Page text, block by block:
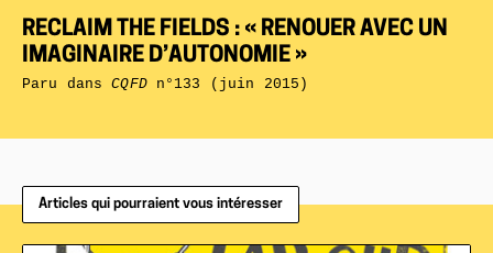
RECLAIM THE FIELDS : « RENOUER AVEC UN
IMAGINAIRE D’AUTONOMIE »
Paru dansCQFDn°133 (juin 2015)
Articles qui pourraient vous intéresser